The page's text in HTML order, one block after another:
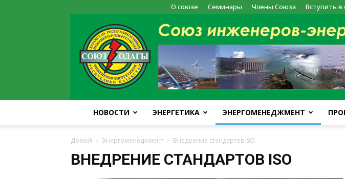
О союзе Семинары Члены Союза Вступить в
НОВОСТИ ЭНЕРГЕТИКА ЭНЕРГОМЕНЕДЖМЕНТ
Домой Энергоменеджмент Внедрение стандартов ISO
ВНЕДРЕНИЕ СТАНДАРТОВ ISO